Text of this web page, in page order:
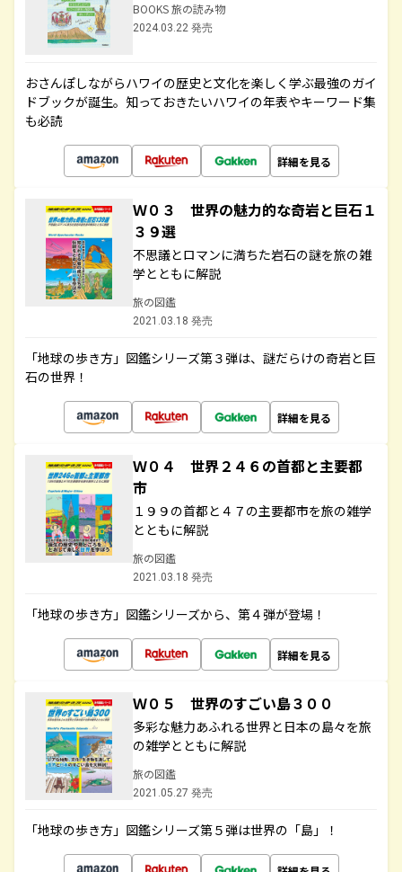
BOOKS 旅の読み物
2024.03.22 発売
おさんぽしながらハワイの歴史と文化を楽しく学ぶ最強のガイ
ドブックが誕生。知っておきたいハワイの年表やキーワード集
も必読
詳細を見る
Ｗ０３ 世界の魅力的な奇岩と巨石１
３９選
不思議とロマンに満ちた岩石の謎を旅の雑
学とともに解説
旅の図鑑
2021.03.18 発売
「地球の歩き方」図鑑シリーズ第３弾は、謎だらけの奇岩と巨
石の世界！
詳細を見る
Ｗ０４ 世界２４６の首都と主要都
市
１９９の首都と４７の主要都市を旅の雑学
とともに解説
旅の図鑑
2021.03.18 発売
「地球の歩き方」図鑑シリーズから、第４弾が登場！
詳細を見る
Ｗ０５ 世界のすごい島３００
多彩な魅力あふれる世界と日本の島々を旅
の雑学とともに解説
旅の図鑑
2021.05.27 発売
「地球の歩き方」図鑑シリーズ第５弾は世界の「島」！